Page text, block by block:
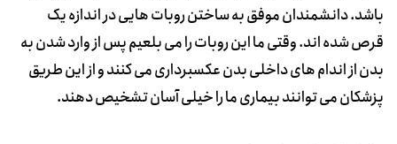
باشد. دانشمندان موفق به ساختن روبات هایی در اندازه یک
قرص شده اند. وقتی ما این روبات را می بلعیم پس از وارد شدن به
بدن از اندام های داخلی بدن عکسبرداری می کنند و از این طریق
پزشکان می توانند بیماری ما را خیلی آسان تشخیص دهند.